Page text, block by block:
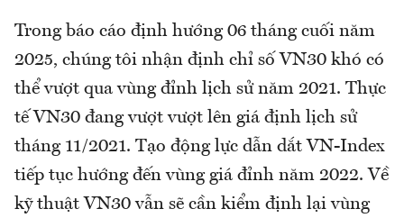
Trong báo cáo định hướng 06 tháng cuối năm
2025, chúng tôi nhận định chỉ số VN30 khó có
thể vượt qua vùng đỉnh lịch sử năm 2021. Thực
tế VN30 đang vượt vượt lên giá định lịch sử
tháng 11/2021. Tạo động lực dẫn dắt VN-Index
tiếp tục hướng đến vùng giá đỉnh năm 2022. Về
kỹ thuật VN30 vẫn sẽ cần kiểm định lại vùng